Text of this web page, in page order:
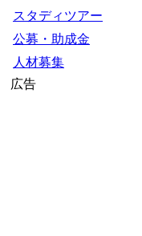
スタディツアー
公募・助成金
人材募集
広告